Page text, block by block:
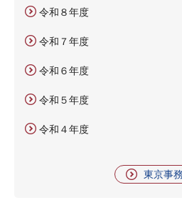
令和８年度
令和７年度
令和６年度
令和５年度
令和４年度
東京事